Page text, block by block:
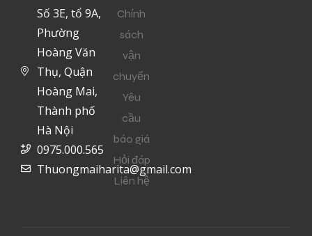
Số 3E, tổ 9A,
Phường
Hoàng Văn
Thụ, Quận
Hoàng Mai,
Thành phố
Hà Nội
0975.000.565
Thuongmaiharita@gmail.com
Chính
sách
vận
chuyển
Yêu
cầu
báo giá
Hỏi đáp
Liên hệ